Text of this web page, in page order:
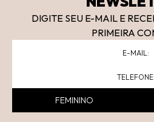
DIGITE SEU E-MAIL E
PRIMEIRA
FEMININO